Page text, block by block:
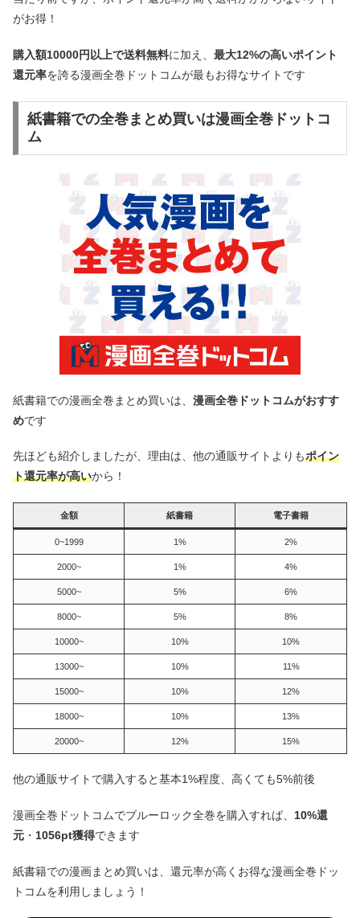
がお得！
購入額10000円以上で送料無料に加え、 最大12%の高いポイント
還元率を誇る漫画全巻ドットコムが最もお得なサイトです
紙書籍での全巻まとめ買いは漫画全巻ドットコ
ム
紙書籍での漫画全巻まとめ買いは、 漫画全巻ドットコムがおすす
めです
先ほども紹介しましたが、理由は、他の通販サイトよりもポイン
ト還元率が高いから！
金額 紙書籍 電子書籍
0~1999 1% 2%
2000~ 1% 4%
5000~ 5% 6%
8000~ 5% 8%
10000~ 10% 10%
13000~ 10% 11%
15000~ 10% 12%
18000~ 10% 13%
20000~ 12% 15%
他の通販サイトで購入すると基本1%程度、高くても5%前後
漫画全巻ドットコムでブルーロック全巻を購入すれば、 10%還
元 ・ 1056pt獲得できます
紙書籍での漫画まとめ買いは、還元率が高くお得な漫画全巻ドッ
トコムを利用しましょう！